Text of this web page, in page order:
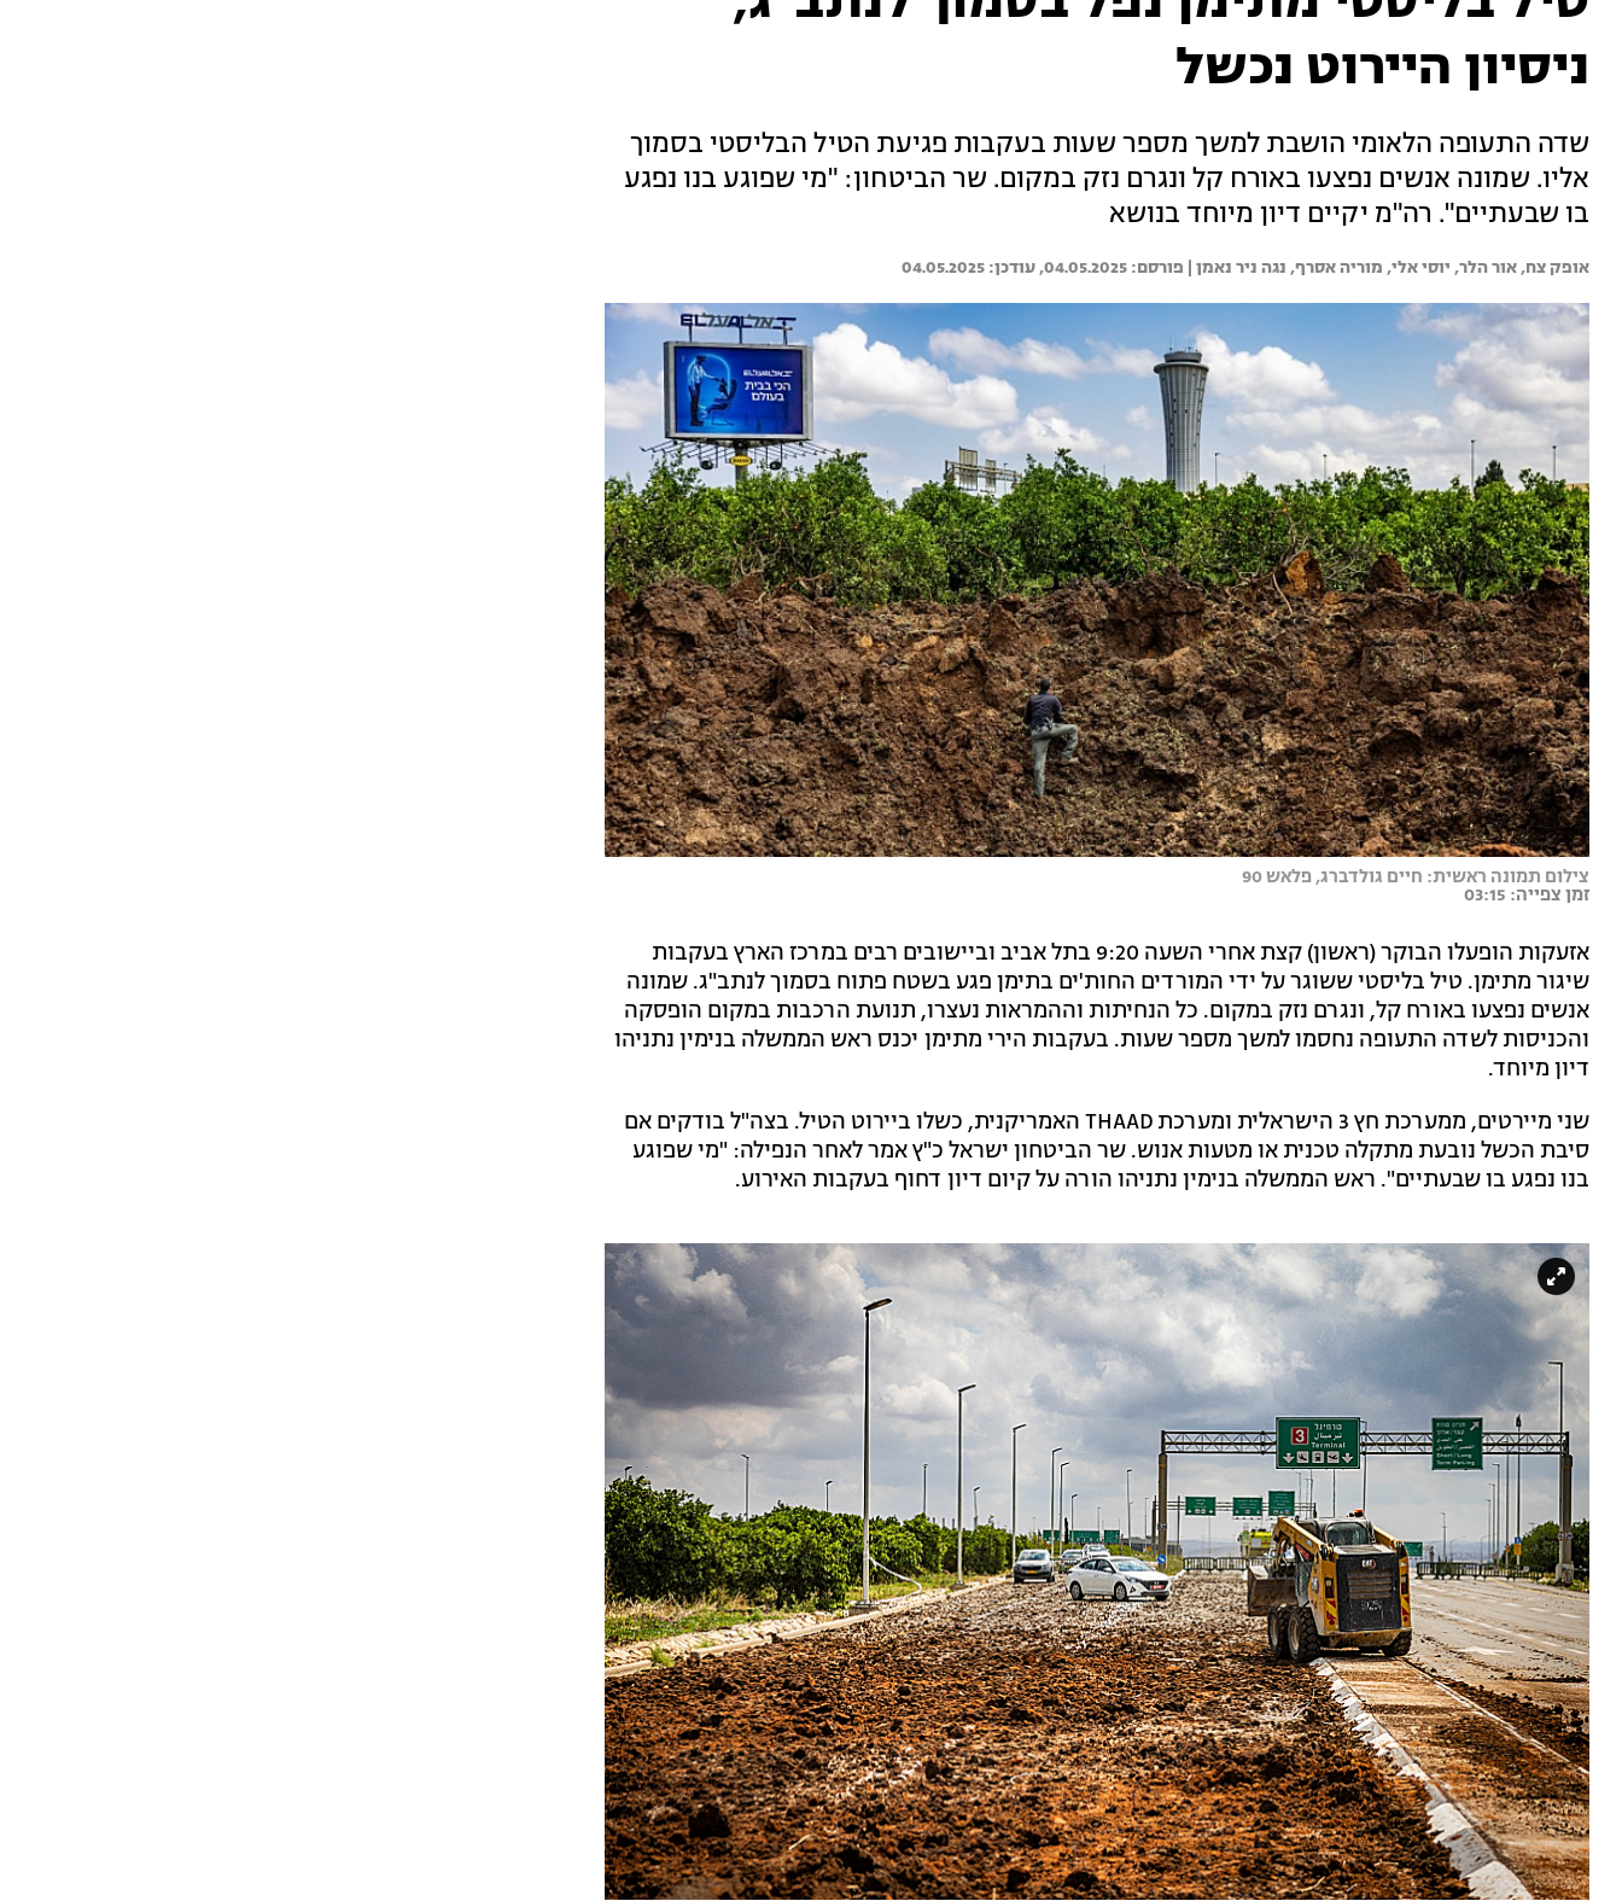
ניסיון היירוט נכשל
שדה התעופה הלאומי הושבת למשך מספר שעות בעקבות פגיעת הטיל הבליסטי בסמוך
אליו. שמונה אנשים נפצעו באורח קל ונגרם נזק במקום. שר הביטחון: "מי שפוגע בנו נפגע
בו שבעתיים". רה"מ יקיים דיון מיוחד בנושא
אופק צח, אור הלר, יוסי אלי, מוריה אסרף, נגה ניר נאמן | 04.05.2025
04.05.2025
צילום תמונה ראשית: חיים גולדברג, פלאש 90
זמן צפייה: 03:15
אזעקות הופעלו הבוקר (ראשון) קצת אחרי השעה 9:20 בתל אביב וביישובים רבים במרכז הארץ בעקבות
שיגור מתימן. טיל בליסטי ששוגר על ידי המורדים החות'ים בתימן פגע בשטח פתוח בסמוך לנתב"ג. שמונה
אנשים נפצעו באורח קל, ונגרם נזק במקום. כל הנחיתות וההמראות נעצרו, תנועת הרכבות במקום הופסקה
והכניסות לשדה התעופה נחסמו למשך מספר שעות. בעקבות הירי מתימן יכנס ראש הממשלה בנימין נתניהו
דיון מיוחד.
שני מיירטים, ממערכת חץ 3 הישראלית ומערכת THAAD האמריקנית, כשלו ביירוט הטיל. בצה"ל בודקים אם
סיבת הכשל נובעת מתקלה טכנית או מטעות אנוש. שר הביטחון ישראל כ"ץ אמר לאחר הנפילה: "מי שפוגע
בנו נפגע בו שבעתיים". ראש הממשלה בנימין נתניהו הורה על קיום דיון דחוף בעקבות האירוע.